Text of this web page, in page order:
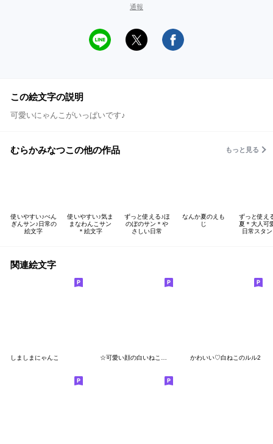
通報
この絵文字の説明
可愛いにゃんこがいっぱいです♪
むらかみなつこの他の作品 もっと見る
使いやすい♪ぺん
ぎんサン♪日常の
絵文字
使いやすい♪気ま
まなわんこサン
＊絵文字
ずっと使える♪ほ
のぼのサン＊や
さしい日常
なんか夏のえも
じ
ずっと使え
夏＊大人可
日常スタ
関連絵文字
しましまにゃんこ かわいい♡白ねこのルル2